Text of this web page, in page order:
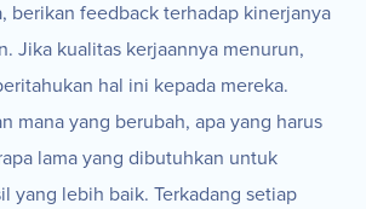
berikan feedback terhadap kinerjanya
Jika kualitas kerjaannya menurun,
hal ini kepada mereka.
mana yang berubah, apa yang harus
lama yang dibutuhkan untuk
yang lebih baik. Terkadang setiap